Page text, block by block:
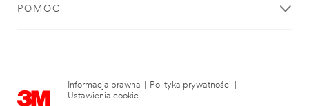
POMOC
Informacja prawna Polityka prywatności
Ustawienia cookie